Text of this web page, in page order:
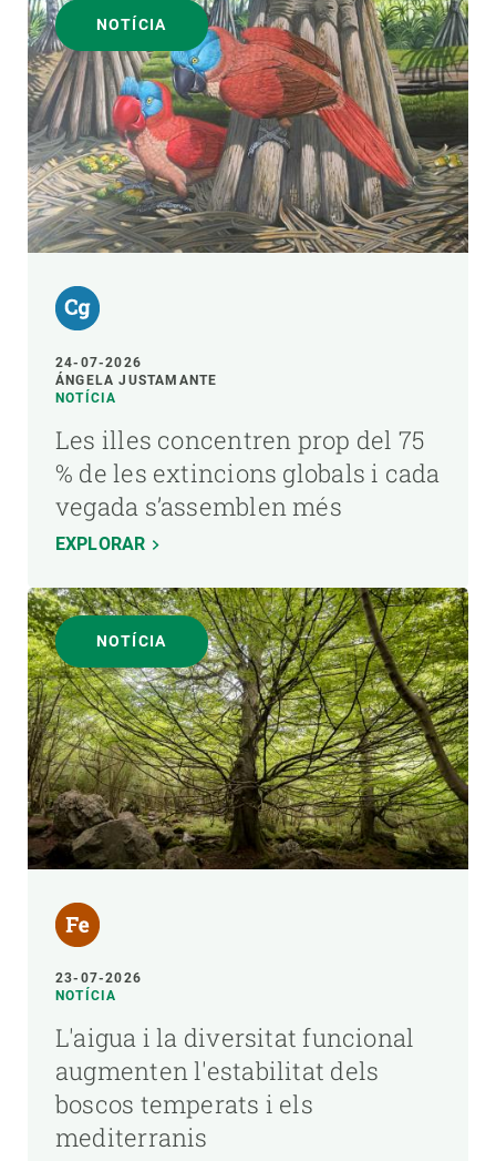
NOTÍCIA
24-07-2026
ÁNGELA JUSTAMANTE
NOTÍCIA
Les illes concentren prop del 75
% de les extincions globals i cada
vegada s’assemblen més
EXPLORAR
NOTÍCIA
23-07-2026
NOTÍCIA
L'aigua i la diversitat funcional
augmenten l'estabilitat dels
boscos temperats i els
mediterranis